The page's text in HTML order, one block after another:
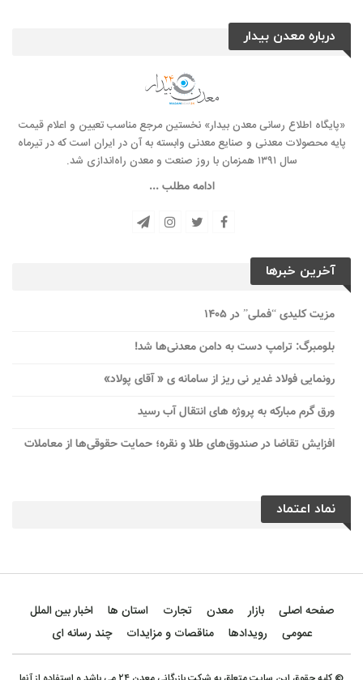
درباره معدن بیدار
«پایگاه اطلاع رسانی معدن بیدار» نخستین مرجع مناسب تعیین و اعلام قیمت
پایه محصولات معدنی و صنایع معدنی وابسته به آن در ایران است که در تیرماه
سال ۱۳۹۱ همزمان با روز صنعت و معدن راه‌‌اندازی شد.
ادامه مطلب ...
آخرین خبرها
مزیت کلیدی “فملی” در ۱۴۰۵
بلومبرگ: ترامپ دست به دامن معدنی‌ها شد!
رونمایی فولاد غدیر نی ریز از سامانه ی « آقای پولاد»
ورق گرم مبارکه به پروژه های انتقال آب رسید
افزایش تقاضا در صندوق‌های طلا و نقره؛ حمایت حقوقی‌ها از معاملات
نماد اعتماد
صفحه اصلی بازار معدن تجارت استان ها
اخبار بین الملل
عمومی
رویدادها مناقصات و مزایدات چند رسانه ای